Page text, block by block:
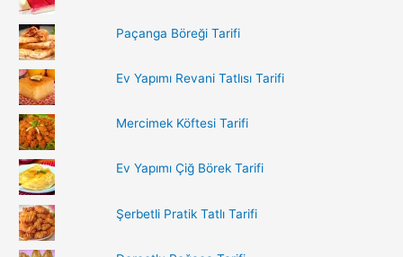
Paçanga Böreği Tarifi
Ev Yapımı Revani Tatlısı Tarifi
Mercimek Köftesi Tarifi
Ev Yapımı Çiğ Börek Tarifi
Şerbetli Pratik Tatlı Tarifi